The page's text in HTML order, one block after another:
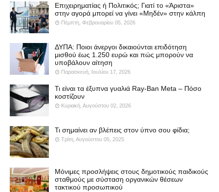
Επιχειρηματίας ή Πολιτικός; Γιατί το «Άριστα»
στην αγορά μπορεί να γίνει «Μηδέν» στην κάλπη
Πέμπτη, Φεβρουαρίου 05, 2026
ΔΥΠΑ: Ποιοι άνεργοι δικαιούνται επιδότηση
μισθού έως 1.250 ευρώ και πώς μπορούν να
υποβάλουν αίτηση
Παρασκευή, Ιουλίου 17, 2026
Τι είναι τα έξυπνα γυαλιά Ray-Ban Meta – Πόσο
κοστίζουν
Κυριακή, Αυγούστου 02, 2026
Τι σημαίνει αν βλέπεις στον ύπνο σου φίδια;
Τρίτη, Αυγούστου 05, 2025
Μόνιμες προσλήψεις στους δημοτικούς παιδικούς
σταθμούς με σύσταση οργανικών θέσεων
τακτικού προσωπικού